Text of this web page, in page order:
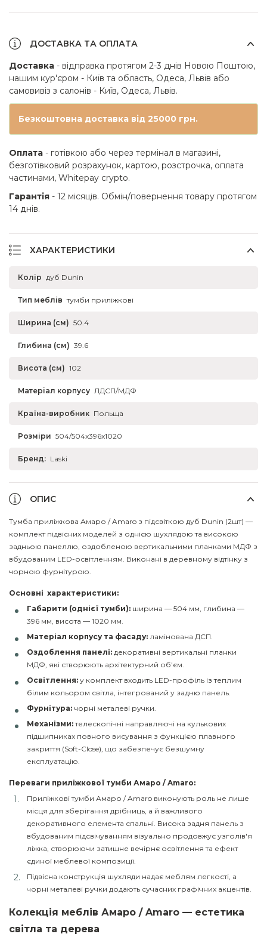
ДОСТАВКА ТА ОПЛАТА
Доставка - відправка протягом 2-3 днів Новою Поштою,
нашим кур'єром - Київ та область, Одеса, Львів або
самовивіз з салонів - Київ, Одеса, Львів.
Безкоштовна доставка від 25000 грн.
Оплата - готівкою або через термінал в магазині,
безготівковий розрахунок, картою, розстрочка, оплата
частинами, Whitepay crypto.
Гарантія - 12 місяців. Обмін/повернення товару протягом
14 днів.
ХАРАКТЕРИСТИКИ
Колір дуб Dunin
Тип меблів тумби приліжкові
Ширина (см) 50.4
Глибина (см) 39.6
Висота (см) 102
Матеріал корпусу ЛДСП/МДФ
Країна-виробник Польща
Розміри 504/504x396x1020
Бренд: Laski
ОПИС
Тумба приліжкова Амаро / Amaro з підсвіткою дуб Dunin (2шт) —
комплект підвісних моделей з однією шухлядою та високою
задньою панеллю, оздобленою вертикальними планками МДФ з
вбудованим LED-освітленням. Виконані в деревному відтінку з
чорною фурнітурою.
Основні характеристики:
Габарити (однієї тумби): ширина — 504 мм, глибина —
396 мм, висота — 1020 мм.
Матеріал корпусу та фасаду: ламінована ДСП.
Оздоблення панелі: декоративні вертикальні планки
МДФ, які створюють архітектурний об'єм.
Освітлення: у комплект входить LED-профіль із теплим
білим кольором світла, інтегрований у задню панель.
Фурнітура: чорні металеві ручки.
Механізми:телескопічні направляючі на кулькових
підшипниках повного висування з функцією плавного
закриття (Soft-Close), що забезпечує безшумну
експлуатацію.
Переваги приліжкової тумби Амаро / Amaro:
Приліжкові тумби Амаро / Amaro виконують роль не лише
місця для зберігання дрібниць, а й важливого
декоративного елемента спальні. Висока задня панель з
вбудованим підсвічуванням візуально продовжує узголів'я
ліжка, створюючи затишне вечірнє освітлення та ефект
єдиної меблевої композиції.
Підвісна конструкція шухляди надає меблям легкості, а
чорні металеві ручки додають сучасних графічних акцентів.
Колекція меблів Амаро / Amaro — естетика
світла та дерева